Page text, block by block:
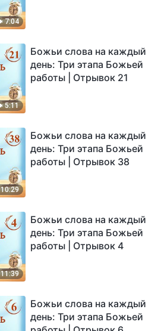
7:04
5:11
Божьи слова на каждый
день: Три этапа Божьей
работы | Отрывок 21
10:29
Божьи слова на каждый
день: Три этапа Божьей
работы | Отрывок 38
11:39
Божьи слова на каждый
день: Три этапа Божьей
работы | Отрывок 4
Божьи слова на каждый
день: Три этапа Божьей